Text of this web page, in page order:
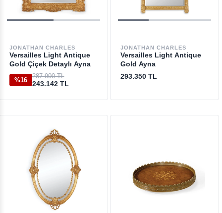
JONATHAN CHARLES
Versailles Light Antique
Gold Çiçek Detaylı Ayna
%16
287.900 TL
243.142 TL
JONATHAN CHARLES
Versailles Light Antique
Gold Ayna
293.350 TL